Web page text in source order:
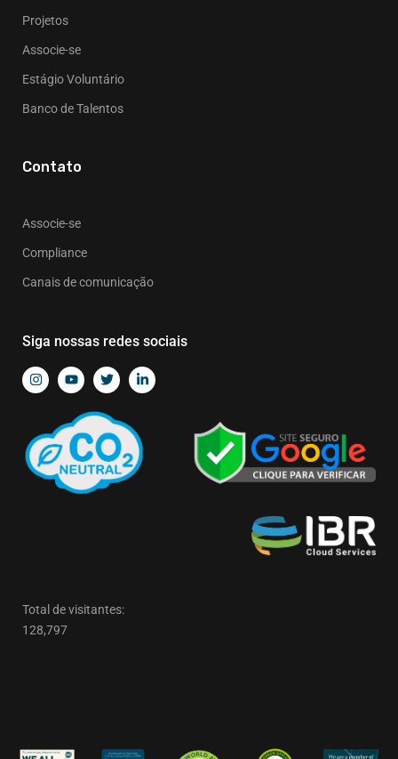
Projetos
Associe-se
Estágio Voluntário
Banco de Talentos
Contato
Associe-se
Compliance
Canais de comunicação
Siga nossas redes sociais
Total de visitantes:
128,797